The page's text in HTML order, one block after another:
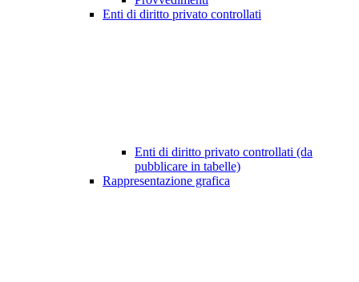
Enti di diritto privato controllati
Enti di diritto privato controllati (da
pubblicare in tabelle)
Rappresentazione grafica